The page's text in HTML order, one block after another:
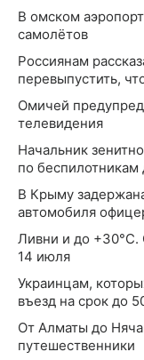
В омском
самолётов
Россиянам
перевыпустить,
Омичей
телевидения
Начальник
по беспилотникам
В Крыму
автомобиля
Ливни и до +30°С.
14 июля
Украинцам,
въезд на срок до
От Алматы до
путешественники